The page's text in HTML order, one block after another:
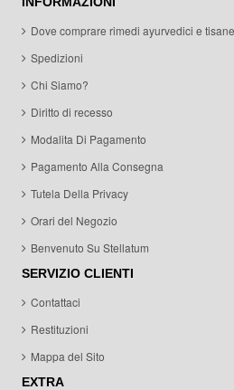
Dove comprare rimedi ayurvedici e
Spedizioni
Chi Siamo?
Diritto di recesso
Modalita Di Pagamento
Pagamento Alla Consegna
Tutela Della Privacy
Orari del Negozio
Benvenuto Su Stellatum
SERVIZIO CLIENTI
Contattaci
Restituzioni
Mappa del Sito
EXTRA